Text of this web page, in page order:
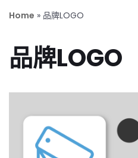
Home » 品牌LOGO
品牌LOGO